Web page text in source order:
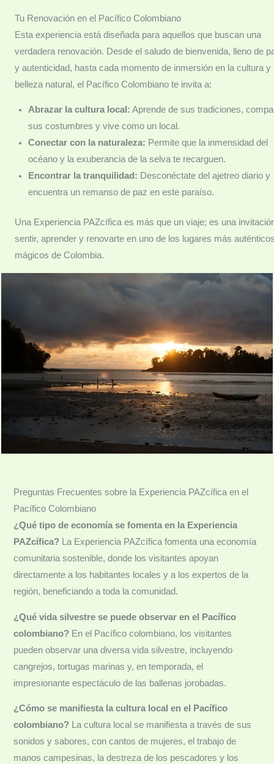
Tu Renovación en el Pacífico Colombiano
Esta experiencia está diseñada para aquellos que buscan una
verdadera renovación. Desde el saludo de bienvenida, lleno de
y autenticidad, hasta cada momento de inmersión en la cultura y
belleza natural, el Pacífico Colombiano te invita a:
Abrazar la cultura local: Aprende de sus tradiciones,
sus costumbres y vive como un local.
Conectar con la naturaleza: Permite que la inmensidad del
océano y la exuberancia de la selva te recarguen.
Encontrar la tranquilidad: Desconéctate del ajetreo diario y
encuentra un remanso de paz en este paraíso.
Una Experiencia PAZcífica es más que un viaje; es una
sentir, aprender y renovarte en uno de los lugares más
mágicos de Colombia.
Preguntas Frecuentes sobre la Experiencia PAZcífica en el
Pacífico Colombiano
¿Qué tipo de economía se fomenta en la Experiencia
PAZcífica? La Experiencia PAZcífica fomenta una economía
comunitaria sostenible, donde los visitantes apoyan
directamente a los habitantes locales y a los expertos de la
región, beneficiando a toda la comunidad.
¿Qué vida silvestre se puede observar en el Pacífico
colombiano? En el Pacífico colombiano, los visitantes
pueden observar una diversa vida silvestre, incluyendo
cangrejos, tortugas marinas y, en temporada, el
impresionante espectáculo de las ballenas jorobadas.
¿Cómo se manifiesta la cultura local en el Pacífico
colombiano? La cultura local se manifiesta a través de sus
sonidos y sabores, con cantos de mujeres, el trabajo de
manos campesinas, la destreza de los pescadores y los